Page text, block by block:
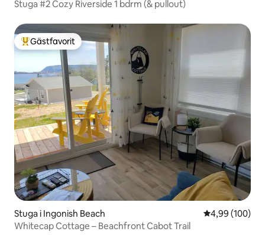
Stuga #2 Cozy Riverside 1 bdrm (& pullout)
Populär gästfavorit
Gästfavorit
Stuga i Ingonish Beach 4,99 av 5 i
4,99 (100)
Whitecap Cottage – Beachfront Cabot Trail